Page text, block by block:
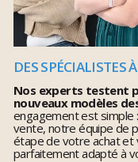
DES SPÉCIALISTES
Nos experts testent
nouveaux modèles
engagement est simple
vente, notre équipe de
étape de votre achat et
parfaitement adapté à